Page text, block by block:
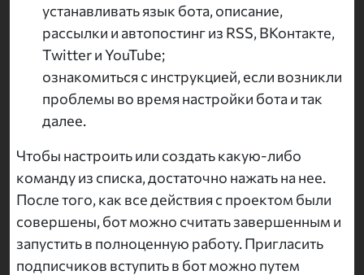
устанавливать язык бота, описание,
рассылки и автопостинг из RSS, ВКонтакте,
Twitter и YouTube;
ознакомиться с инструкцией, если возникли
проблемы во время настройки бота и так
далее.
Чтобы настроить или создать какую-либо
команду из списка, достаточно нажать на нее.
После того, как все действия с проектом были
совершены, бот можно считать завершенным и
запустить в полноценную работу. Пригласить
подписчиков вступить в бот можно путем